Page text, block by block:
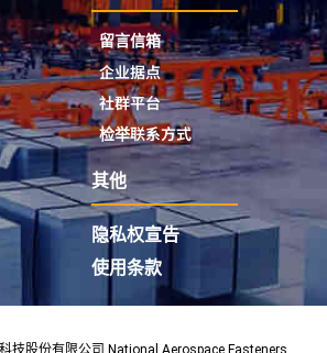
留言信箱
企业据点
社群平台
检举联系方式
其他
隐私权宣告
使用条款